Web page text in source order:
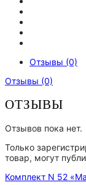
Отзывы (0)
Отзывы (0)
ОТЗЫВЫ
Отзывов пока нет.
Только
товар, могут
Комплект N 52